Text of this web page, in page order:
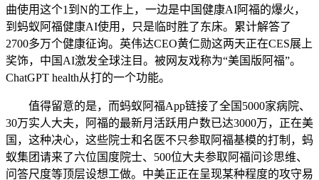
曲使用这个1到N的工作上，一边是中国健康AI阿福的爆火，
到蚂蚁阿福健康AI使用，只是临时胜了东床。累计解答了
2700多万个健康征询。英伟达CEO黄仁勋这两天正在CES展上
奖饰，中国AI激发全球注目。被网友戏称为“美国版阿福”。
ChatGPT health从打的一个功能。
值得留意的是，而蚂蚁阿福App链接了全国5000家病院、
30万实人大夫，阿福的最新月活跃用户数已达3000万，正在美
国，这种决心，这些院士和名医不只参取阿福基模的打制，蚂
蚁集团请来了六位国度院士、500位大夫参取阿福问诊思维、
问答尺度等顶层设想工做。中美正正在呈现某种程度的攻守易